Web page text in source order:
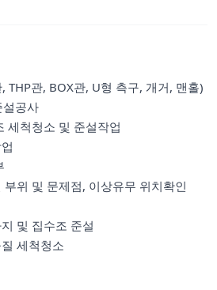
THP관, BOX관, U형 측구, 개거, 맨홀)
설공사
세척청소 및 준설작업
위 및 문제점, 이상유무 위치확인
및 집수조 준설
세척청소